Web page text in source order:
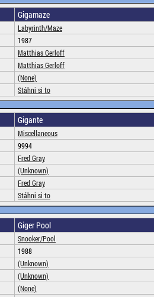
Gigamaze
Labyrinth/Maze
1987
Matthias Gerloff
Matthias Gerloff
(None)
Stáhni si to
Gigante
Miscellaneous
9994
Fred Gray
(Unknown)
Fred Gray
Stáhni si to
Giger Pool
Snooker/Pool
1988
(Unknown)
(Unknown)
(None)